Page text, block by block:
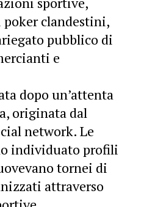
clandestini,
pubblico di
e
dopo un’attenta
originata dal
network. Le
individuato profili
tornei di
attraverso